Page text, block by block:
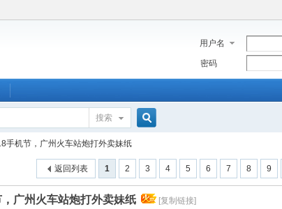
用户名
密码
搜索
索
手机节，广州火车站炮打外卖妹纸
1 2 3 4 5 6 7 8 9
返回列表
广州火车站炮打外卖妹纸 [复制链接]